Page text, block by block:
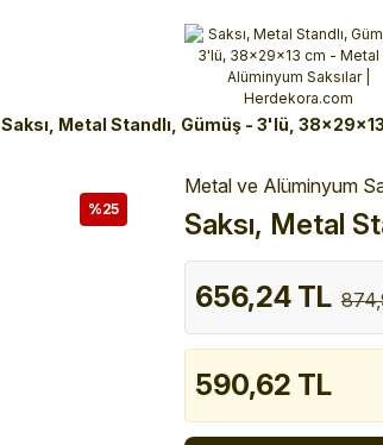
Alışverişlerinizde 3 Taksit Fırsatı! İlk
%10 Havale İndirimiŞimdi
Saksı, Metal Standlı, Gümüş - 3'lü,
%25
Metal ve Alüminyum
Saksı, Metal
656,24 TL
590,62 TL